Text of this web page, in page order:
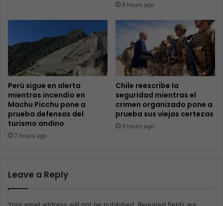
6 hours ago
Perú sigue en alerta
mientras incendio en
Machu Picchu pone a
prueba defensas del
turismo andino
7 hours ago
Chile reescribe la
seguridad mientras el
crimen organizado pone a
prueba sus viejas certezas
8 hours ago
Leave a Reply